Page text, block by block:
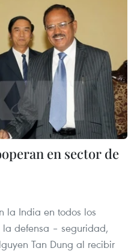
en sector de
la India en todos los
defensa – seguridad,
Tan Dung al recibir